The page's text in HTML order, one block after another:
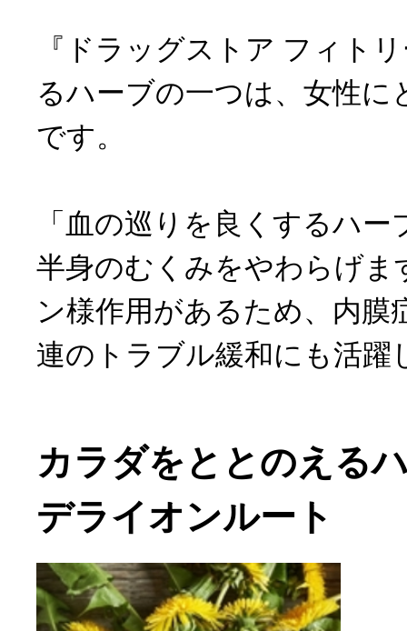
『ドラッグストア フィト
るハーブの一つは、女性に
です。
「血の巡りを良くするハ
半身のむくみをやわらげま
ン様作用があるため、内膜
連のトラブル緩和にも活躍
カラダをととのえる
デライオンルート